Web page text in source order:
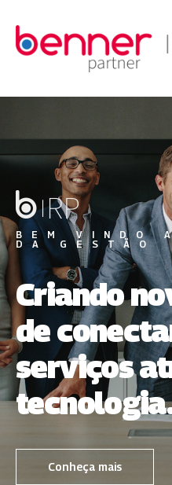
BEM VINDO
DA GESTÃO
Criando
de
serviços
Conheça mais